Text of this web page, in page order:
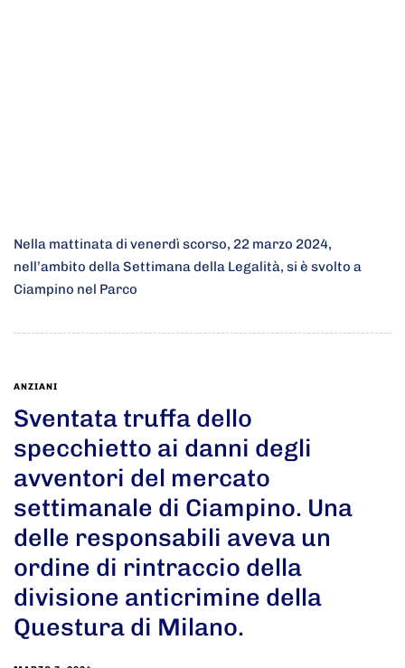
Nella mattinata di venerdì scorso, 22 marzo 2024,
nell’ambito della Settimana della Legalità, si è svolto a
Ciampino nel Parco
ANZIANI
Sventata truffa dello
specchietto ai danni degli
avventori del mercato
settimanale di Ciampino. Una
delle responsabili aveva un
ordine di rintraccio della
divisione anticrimine della
Questura di Milano.